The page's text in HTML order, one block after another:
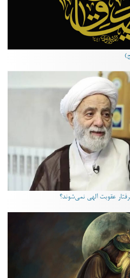
عقوبت الهی نمی‌شوند؟